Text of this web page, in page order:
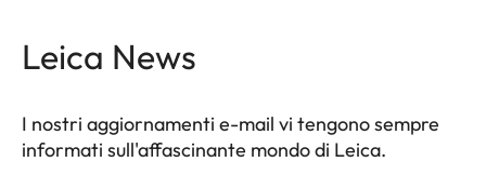
Leica News
I nostri aggiornamenti e-mail vi tengono sempre
informati sull'affascinante mondo di Leica.